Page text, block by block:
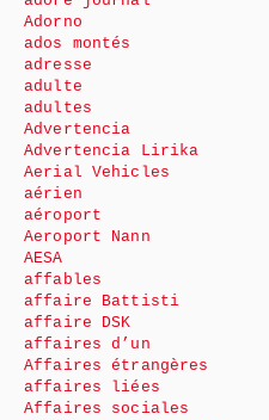
Adorno
ados montés
adresse
adulte
adultes
Advertencia
Advertencia Lirika
Aerial Vehicles
aérien
aéroport
Aeroport Nann
AESA
affables
affaire Battisti
affaire DSK
affaires d’un
Affaires étrangères
affaires liées
Affaires sociales